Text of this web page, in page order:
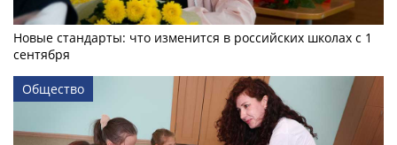
Новые стандарты: что изменится в российских школах с 1
сентября
Общество